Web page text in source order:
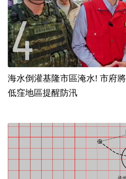
海水倒灌基隆市區淹水! 市府
低窪地區提醒防汛